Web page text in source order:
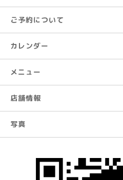
ご予約について
カレンダー
メニュー
店舗情報
写真